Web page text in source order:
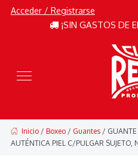
Acceder / Registrarse
¡SIN GASTOS DE
Inicio /Boxeo / Guantes /
AUTÉNTICA PIEL C/PULGAR SUJETO,